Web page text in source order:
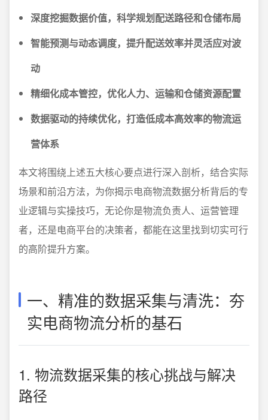
深度挖掘数据价值，科学规划配送路径和仓储布局
智能预测与动态调度，提升配送效率并灵活应对波
动
精细化成本管控，优化人力、运输和仓储资源配置
数据驱动的持续优化，打造低成本高效率的物流运
营体系
本文将围绕上述五大核心要点进行深入剖析，结合实际
场景和前沿方法，为你揭示电商物流数据分析背后的专
业逻辑与实操技巧，无论你是物流负责人、运营管理
者，还是电商平台的决策者，都能在这里找到切实可行
的高阶提升方案。
一、精准的数据采集与清洗：夯
实电商物流分析的基石
1. 物流数据采集的核心挑战与解决
路径